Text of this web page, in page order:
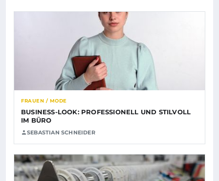
FRAUEN / MODE
BUSINESS-LOOK: PROFESSIONELL UND STILVOLL
IM BÜRO
SEBASTIAN SCHNEIDER